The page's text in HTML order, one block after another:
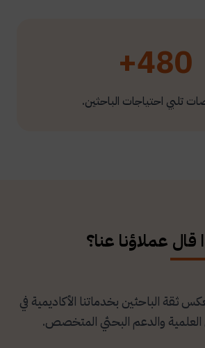
480+
تلبي احتياجات الباحثين.
قال عملاؤنا عنا؟
ثقة الباحثين بخدماتنا الأكاديمية في
العلمية والدعم البحثي المتخصص.